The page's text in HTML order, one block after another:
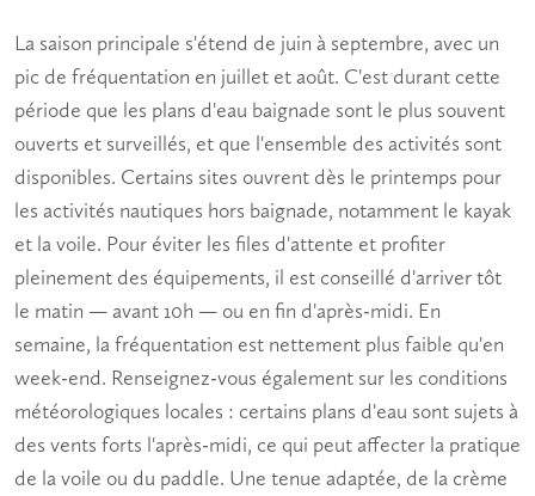
La saison principale s'étend de juin à septembre, avec un
pic de fréquentation en juillet et août. C'est durant cette
période que les plans d'eau baignade sont le plus souvent
ouverts et surveillés, et que l'ensemble des activités sont
disponibles. Certains sites ouvrent dès le printemps pour
les activités nautiques hors baignade, notamment le kayak
et la voile. Pour éviter les files d'attente et profiter
pleinement des équipements, il est conseillé d'arriver tôt
le matin — avant 10h — ou en fin d'après-midi. En
semaine, la fréquentation est nettement plus faible qu'en
week-end. Renseignez-vous également sur les conditions
météorologiques locales : certains plans d'eau sont sujets à
des vents forts l'après-midi, ce qui peut affecter la pratique
de la voile ou du paddle. Une tenue adaptée, de la crème